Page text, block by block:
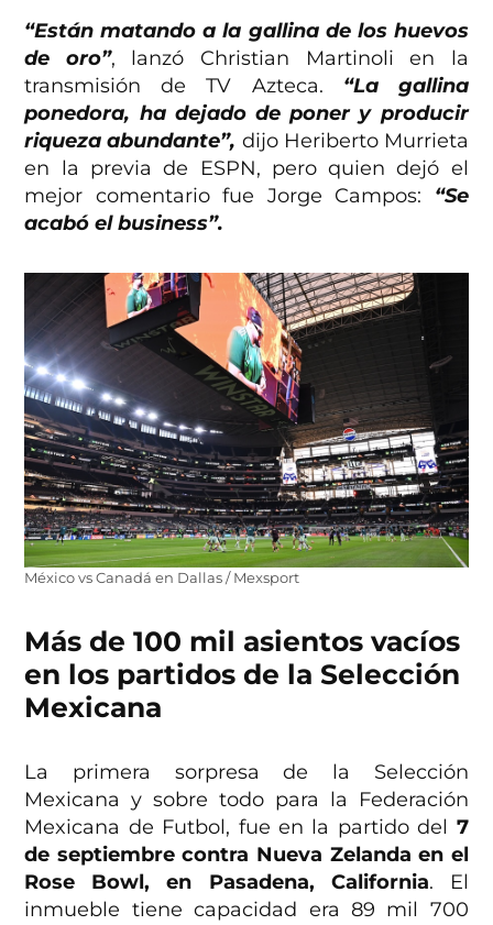
“Están matando a la gallina de los huevos
de oro”, lanzó Christian Martinoli en la
transmisión de TV Azteca. “La gallina
ponedora, ha dejado de poner y producir
riqueza abundante”, dijo Heriberto Murrieta
en la previa de ESPN, pero quien dejó el
mejor comentario fue Jorge Campos: “Se
acabó el business”.
México vs Canadá en Dallas / Mexsport
Más de 100 mil asientos vacíos
en los partidos de la Selección
Mexicana
La primera sorpresa de la Selección
Mexicana y sobre todo para la Federación
Mexicana de Futbol, fue en la partido del 7
de septiembre contra Nueva Zelanda en el
Rose Bowl, en Pasadena, California. El
inmueble tiene capacidad era 89 mil 700